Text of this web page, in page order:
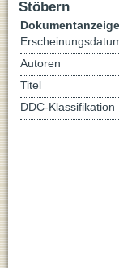
Stöbern
Dokumentanzeige
Autoren
Titel
DDC-Klassifikation